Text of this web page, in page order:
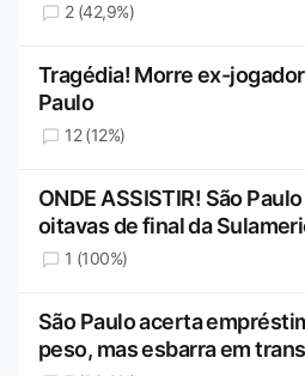
2 (42,9%)
Tragédia! Morre ex-
Paulo
12 (12%)
ONDE ASSISTIR! São
oitavas de final da
1 (100%)
São Paulo acerta
peso, mas esbarra em